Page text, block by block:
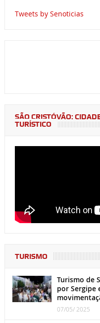
Tweets by Senoticias
SÃO CRISTÓVÃO:
TURÍSTICO
TURISMO
Turismo de
por Sergipe
07/05/ 2025